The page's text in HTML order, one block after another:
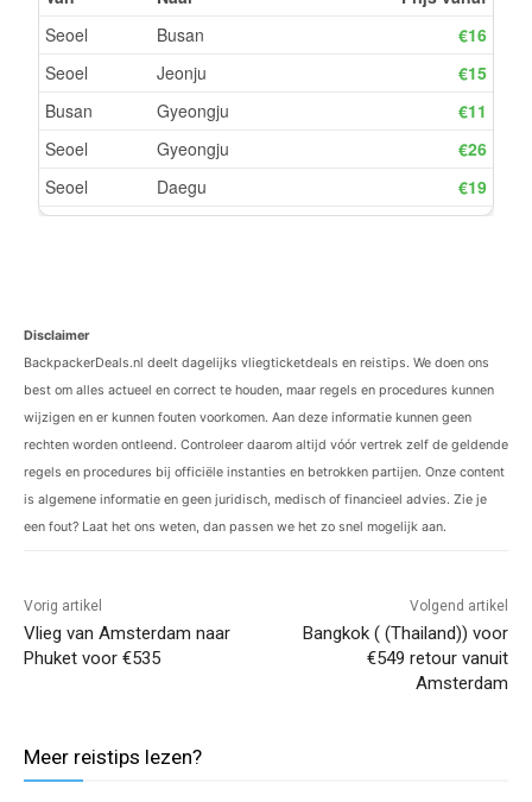
Disclaimer
BackpackerDeals.nl deelt dagelijks vliegticketdeals en reistips. We doen ons
best om alles actueel en correct te houden, maar regels en procedures kunnen
wijzigen en er kunnen fouten voorkomen. Aan deze informatie kunnen geen
rechten worden ontleend. Controleer daarom altijd vóór vertrek zelf de geldende
regels en procedures bij officiële instanties en betrokken partijen. Onze content
is algemene informatie en geen juridisch, medisch of financieel advies. Zie je
een fout? Laat het ons weten, dan passen we het zo snel mogelijk aan.
Vorig artikel
Vlieg van Amsterdam naar
Phuket voor €535
Volgend artikel
Bangkok ( (Thailand)) voor
€549 retour vanuit
Amsterdam
Meer reistips lezen?